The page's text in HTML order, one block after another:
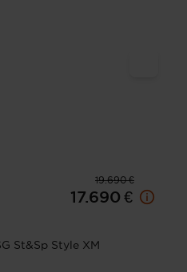
19.690 €
17.690 €
St&Sp Style XM